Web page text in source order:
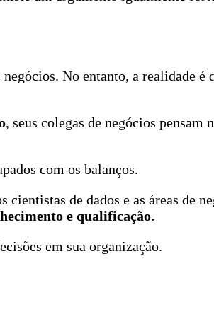
No entanto, a realidade é
, seus colegas de negócios pensam
com os balanços.
de dados e as áreas de
e qualificação.
em sua organização.